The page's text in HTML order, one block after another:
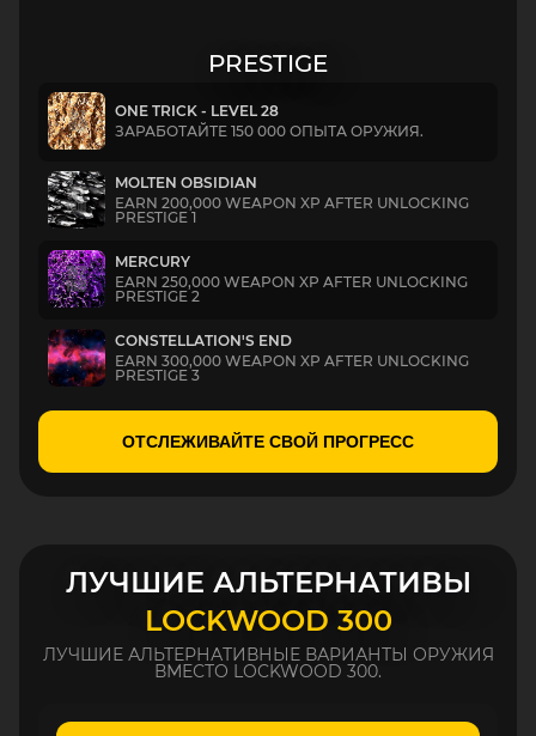
PRESTIGE
ONE TRICK - LEVEL 28
ЗАРАБОТАЙТЕ 150 000 ОПЫТА ОРУЖИЯ.
MOLTEN OBSIDIAN
EARN 200,000 WEAPON XP AFTER UNLOCKING
PRESTIGE 1
MERCURY
EARN 250,000 WEAPON XP AFTER UNLOCKING
PRESTIGE 2
CONSTELLATION'S END
EARN 300,000 WEAPON XP AFTER UNLOCKING
PRESTIGE 3
ОТСЛЕЖИВАЙТЕ СВОЙ ПРОГРЕСС
ЛУЧШИЕ АЛЬТЕРНАТИВЫ
LOCKWOOD 300
ЛУЧШИЕ АЛЬТЕРНАТИВНЫЕ ВАРИАНТЫ ОРУЖИЯ
ВМЕСТО LOCKWOOD 300.